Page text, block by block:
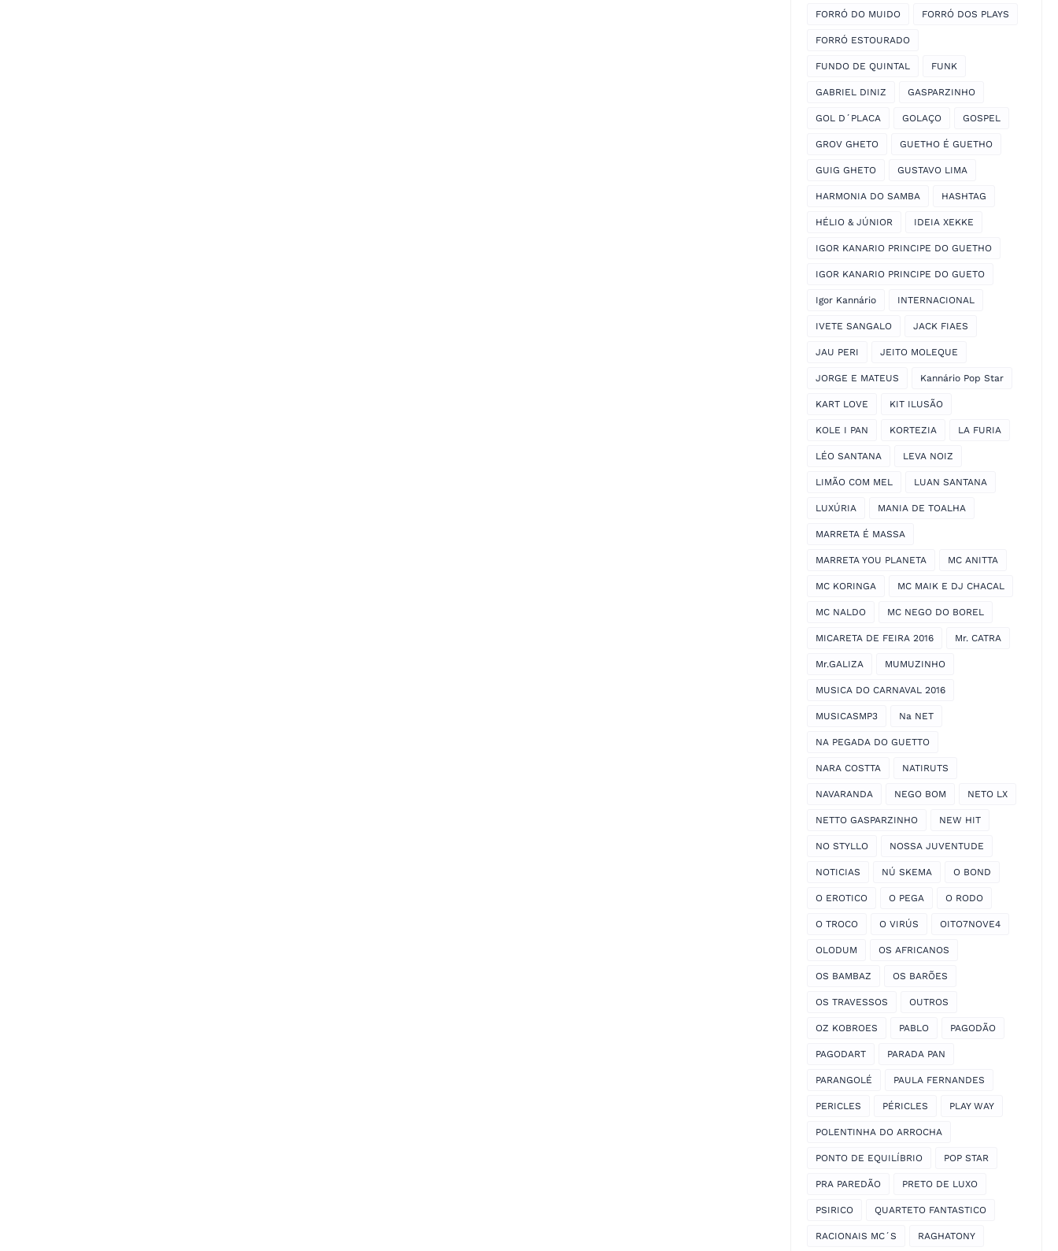
FORRÓ DO MUIDO FORRÓ DOS PLAYS
FORRÓ ESTOURADO
FUNDO DE QUINTAL FUNK
GABRIEL DINIZ GASPARZINHO
GOL D´PLACA GOLAÇO GOSPEL
GROV GHETO GUETHO É GUETHO
GUIG GHETO GUSTAVO LIMA
HARMONIA DO SAMBA HASHTAG
HÉLIO & JÚNIOR IDEIA XEKKE
IGOR KANARIO PRINCIPE DO GUETHO
IGOR KANARIO PRINCIPE DO GUETO
Igor Kannário INTERNACIONAL
IVETE SANGALO JACK FIAES
JAU PERI JEITO MOLEQUE
JORGE E MATEUS Kannário Pop Star
KART LOVE KIT ILUSÃO
KOLE I PAN KORTEZIA LA FURIA
LÉO SANTANA LEVA NOIZ
LIMÃO COM MEL LUAN SANTANA
LUXÚRIA MANIA DE TOALHA
MARRETA É MASSA
MARRETA YOU PLANETA MC ANITTA
MC KORINGA MC MAIK E DJ CHACAL
MC NALDO MC NEGO DO BOREL
MICARETA DE FEIRA 2016 Mr. CATRA
Mr.GALIZA MUMUZINHO
MUSICA DO CARNAVAL 2016
MUSICASMP3 Na NET
NA PEGADA DO GUETTO
NARA COSTTA NATIRUTS
NAVARANDA NEGO BOM NETO LX
NETTO GASPARZINHO NEW HIT
NO STYLLO NOSSA JUVENTUDE
NOTICIAS NÚ SKEMA O BOND
O EROTICO O PEGA O RODO
O TROCO O VIRÚS OITO7NOVE4
OLODUM OS AFRICANOS
OS BAMBAZ OS BARÕES
OS TRAVESSOS OUTROS
OZ KOBROES PABLO PAGODÃO
PAGODART PARADA PAN
PARANGOLÉ PAULA FERNANDES
PERICLES PÉRICLES PLAY WAY
POLENTINHA DO ARROCHA
PONTO DE EQUILÍBRIO POP STAR
PRA PAREDÃO PRETO DE LUXO
PSIRICO QUARTETO FANTASTICO
RACIONAIS MC´S RAGHATONY